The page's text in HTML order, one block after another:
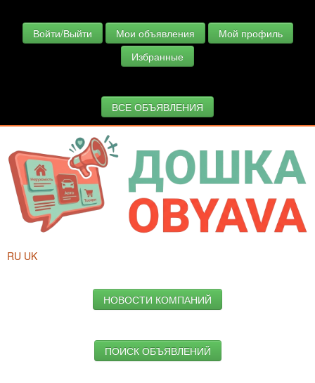
Войти/Выйти Мои объявления
Мой профиль
Избранные
ВСЕ ОБЪЯВЛЕНИЯ
RU UK
НОВОСТИ КОМПАНИЙ
ПОИСК ОБЪЯВЛЕНИЙ